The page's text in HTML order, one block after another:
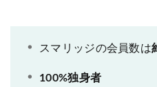
スマリッジの会員数は
100%独身者